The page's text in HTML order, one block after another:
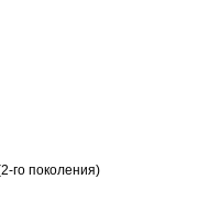
поколения)